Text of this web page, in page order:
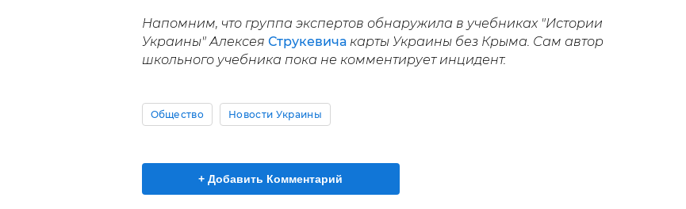
Напомним, что группа экспертов обнаружила в учебниках "Истории
Украины" Алексея Струкевичакарты Украины без Крыма. Сам автор
школьного учебника пока не комментирует инцидент.
Общество Новости Украины
+ Добавить Комментарий